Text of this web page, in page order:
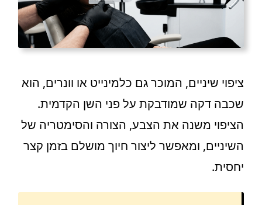
ציפוי שיניים, המוכר גם כלמינייט או וונרים, הוא
שכבה דקה שמודבקת על פני השן הקדמית.
הציפוי משנה את הצבע, הצורה והסימטריה של
השיניים, ומאפשר ליצור חיוך מושלם בזמן קצר
יחסית.